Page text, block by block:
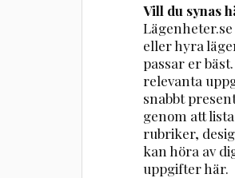
Vill du synas
eller hyra
passar er
relevanta
snabbt
genom att
rubriker,
kan höra av
uppgifter här.